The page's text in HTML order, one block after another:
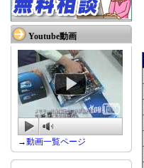
Youtube動画
→動画一覧ページ